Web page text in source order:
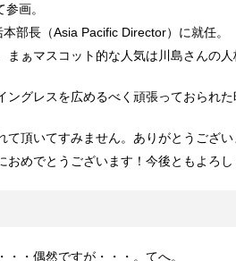
画。
部長（Asia Pacific Director）に就任。
まぁマスコット的な人気は川島さんの人
ングレスを広めるべく頑張っておられた
て頂いてすみません。ありがとうござい
おめでとうございます！今後ともよろし
・偶然ですが・・・。てへ。